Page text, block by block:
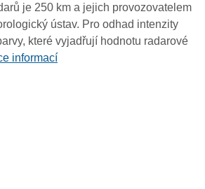
je 250 km a jejich provozovatelem
ústav. Pro odhad intenzity
které vyjadřují hodnotu radarové
informací